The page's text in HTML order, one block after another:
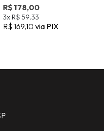
R$ 178,00
3x R$ 59,33
R$ 169,10 via PIX